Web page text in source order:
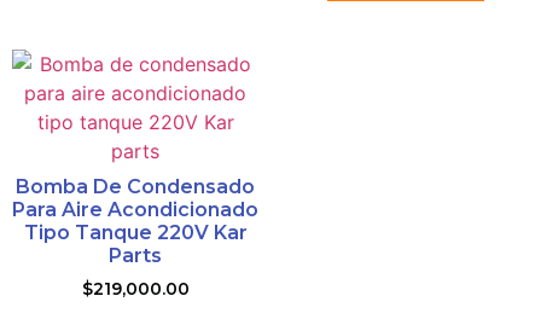
Bomba De Condensado
Para Aire Acondicionado
Tipo Tanque 220V Kar
Parts
$219,000.00